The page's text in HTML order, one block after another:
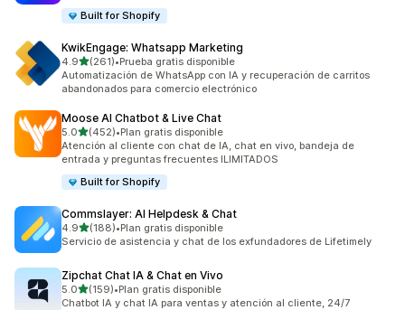
Built for Shopify
KwikEngage: Whatsapp Marketing
4.9de 5 estrellas
(261)
261 reseñas en total
•Prueba gratis disponible
Automatización de WhatsApp con IA y recuperación de carritos
abandonados para comercio electrónico
Moose AI Chatbot & Live Chat
5.0de 5 estrellas
(452)
452 reseñas en total
•Plan gratis disponible
Atención al cliente con chat de IA, chat en vivo, bandeja de
entrada y preguntas frecuentes ILIMITADOS
Built for Shopify
Commslayer: AI Helpdesk & Chat
4.9de 5 estrellas
(188)
188 reseñas en total
•Plan gratis disponible
Servicio de asistencia y chat de los exfundadores de Lifetimely
Zipchat Chat IA & Chat en Vivo
5.0de 5 estrellas
(159)
159 reseñas en total
•Plan gratis disponible
Chatbot IA y chat IA para ventas y atención al cliente, 24/7